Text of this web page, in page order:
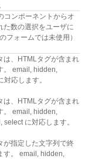
コンポーネントからオ
た数の選択をユーザに
フォームでは未使用）
は、HTMLタグが含まれ
。 email, hidden,
応します。
は、HTMLタグが含まれ
。 email, hidden,
に対応します。
が指定した文字列で終
す。 email, hidden,